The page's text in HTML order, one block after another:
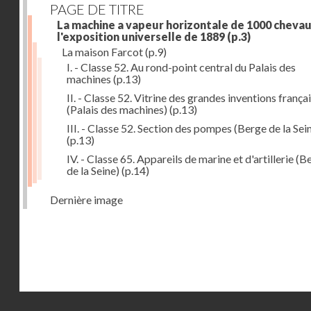
PAGE DE TITRE
La machine a vapeur horizontale de 1000
l'exposition universelle de 1889 (p.3)
La maison Farcot(p.9)
I. - Classe 52. Au rond-point central du Palais des
machines (p.13)
II. - Classe 52. Vitrine des grandes inventions
(Palais des machines) (p.13)
III. - Classe 52. Section des pompes (Berge de la
(p.13)
IV. - Classe 65. Appareils de marine et d'artillerie
de la Seine) (p.14)
Dernière image